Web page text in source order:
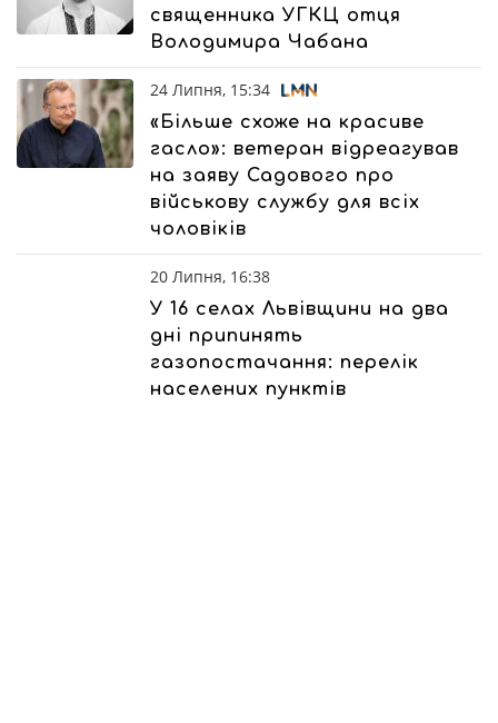
священника УГКЦ отця
Володимира Чабана
24 Липня, 15:34
«Більше схоже на красиве
гасло»: ветеран відреагував
на заяву Садового про
військову службу для всіх
чоловіків
20 Липня, 16:38
У 16 селах Львівщини на два
дні припинять
газопостачання: перелік
населених пунктів